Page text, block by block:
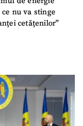
nu va stinge
cetățenilor”